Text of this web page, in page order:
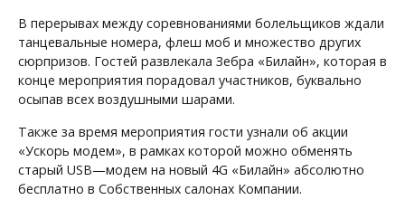
В перерывах между соревнованиями болельщиков ждали
танцевальные номера, флеш моб и множество других
сюрпризов. Гостей развлекала Зебра «Билайн», которая в
конце мероприятия порадовал участников, буквально
осыпав всех воздушными шарами.
Также за время мероприятия гости узнали об акции
«Ускорь модем», в рамках которой можно обменять
старый USB—модем на новый 4G «Билайн» абсолютно
бесплатно в Собственных салонах Компании.